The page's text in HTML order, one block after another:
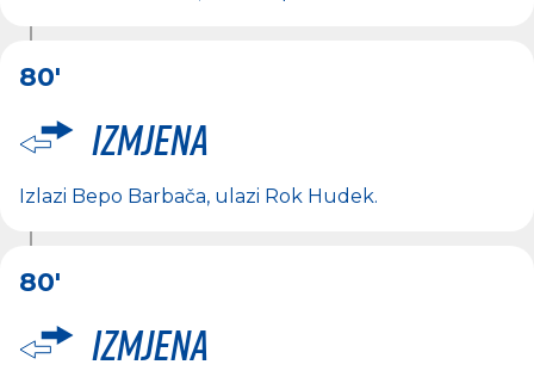
80'
Izmjena
Izlazi Bepo Barbača, ulazi Rok Hudek.
80'
Izmjena